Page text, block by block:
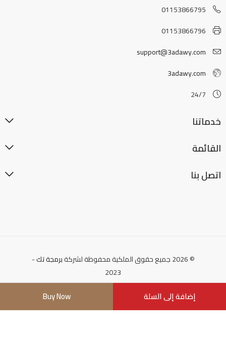
إضافة إلى السلة Buy Now
01153866795
01153866796
support@3adawy.com
3adawy.com
24/7
خدماتنا
القائمة
اتصل بنا
© 2026 جميع حقوق الملكية محفوظة لشركة برمجة تك-
2023